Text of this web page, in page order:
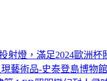
射燈，滿足2024歐洲杯
藝術品-史泰登島博物館